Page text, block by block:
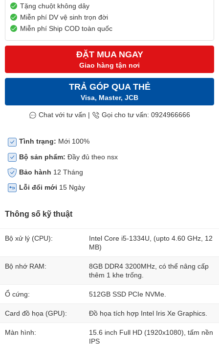
Tặng chuột không dây
Miễn phí DV vệ sinh trọn đời
Miễn phí Ship COD toàn quốc
ĐẶT MUA NGAY
Giao hàng tận nơi
TRẢ GÓP QUA THẺ
Visa, Master, JCB
Chat với tư vấn | Gọi cho tư vấn: 0924966666
Tình trạng: Mới 100%
Bộ sản phẩm: Đầy đủ theo nsx
Bảo hành 12 Tháng
Lỗi đổi mới 15 Ngày
Thông số kỹ thuật
Bộ xử lý (CPU):
Intel Core i5-1334U, (upto 4.60 GHz, 12
MB)
Bộ nhớ RAM:
8GB DDR4 3200MHz, có thể nâng cấp
thêm 1 khe trống.
Ổ cứng: 512GB SSD PCIe NVMe.
Card đồ họa (GPU): Đồ họa tích hợp Intel Iris Xe Graphics.
Màn hình:
15.6 inch Full HD (1920x1080), tấm nền
IPS